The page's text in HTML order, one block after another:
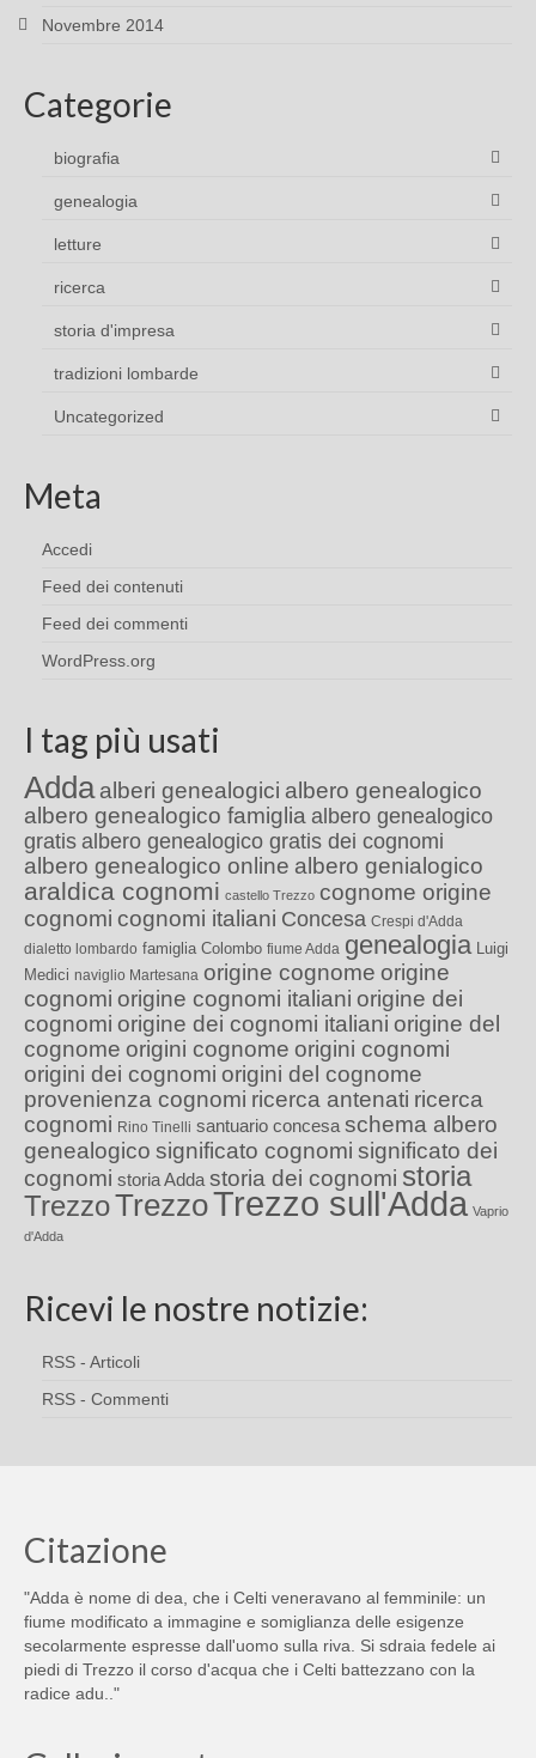
Novembre 2014
Categorie
biografia
genealogia
letture
ricerca
storia d'impresa
tradizioni lombarde
Uncategorized
Meta
Accedi
Feed dei contenuti
Feed dei commenti
WordPress.org
I tag più usati
Adda alberi genealogici albero genealogico
albero genealogico famiglia albero genealogico
gratis albero genealogico gratis dei cognomi
albero genealogico online albero genialogico
araldica cognomi castello Trezzo cognome origine
cognomi cognomi italiani Concesa Crespi d'Adda
dialetto lombardo famiglia Colombo fiume Adda genealogia Luigi
Medici naviglio Martesana origine cognome origine
cognomi origine cognomi italiani origine dei
cognomi origine dei cognomi italiani origine del
cognome origini cognome origini cognomi
origini dei cognomi origini del cognome
provenienza cognomi ricerca antenati ricerca
cognomi Rino Tinelli santuario concesa schema albero
genealogico significato cognomi significato dei
cognomi storia Adda storia dei cognomi storia
TrezzoTrezzoTrezzo sull'Adda Vaprio
d'Adda
Ricevi le nostre notizie:
RSS - Articoli
RSS - Commenti
Citazione
"Adda è nome di dea, che i Celti veneravano al femminile: un
fiume modificato a immagine e somiglianza delle esigenze
secolarmente espresse dall'uomo sulla riva. Si sdraia fedele ai
piedi di Trezzo il corso d'acqua che i Celti battezzano con la
radice adu.."